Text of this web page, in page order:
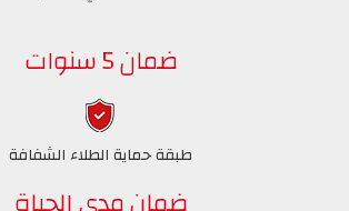
ضمان 5 سنوات
طبقة حماية الطلاء الشفافة